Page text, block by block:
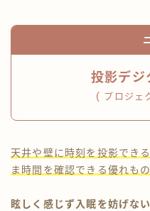
投影デジ
( プロジェ
天井や壁に時刻を投影でき
ま時間を確認できる優れもの
眩しく感じず入眠を妨げない